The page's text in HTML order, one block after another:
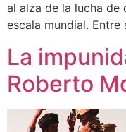
al alza de la lucha de
escala mundial.
La
Roberto